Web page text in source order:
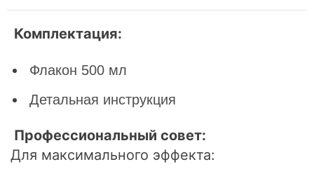
Комплектация:
Флакон 500 мл
Детальная инструкция
Профессиональный совет:
Для максимального эффекта: